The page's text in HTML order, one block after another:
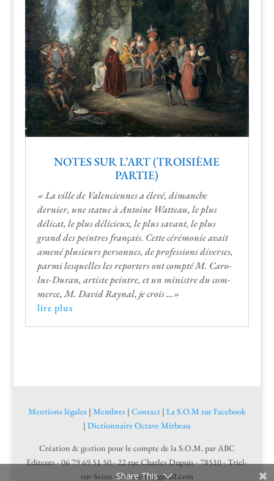
NOTES SUR L’ART (TROISIÈME
PARTIE)
« La ville de Valen­ci­ennes a élevé, dimanche
dernier, une stat­ue à Antoine Wat­teau, le plus
déli­cat, le plus déli­cieux, le plus savant, le plus
grand des pein­tres français. Cette céré­monie avait
amené plusieurs per­son­nes, de pro­fes­sions divers­es,
par­mi lesquelles les reporters ont comp­té M. Car­o­
lus-Duran, artiste pein­tre, et un min­istre du com­
merce, M. David Ray­nal, je crois …»
lire plus
Mentions légales| Membres| Contact| La S.O.M sur Facebook
|Dictionnaire Octave Mirbeau
Création & gestion pour le compte de la S.O.M. par ABC
Editeurs - 06 79 69 51 50 - 22 rue Charles Dupuis - 78510 - Triel-
sur-Seine - trielnews@gmail.com
Share This